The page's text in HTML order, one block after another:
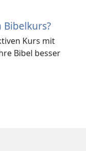
Kurs mit
Bibel besser